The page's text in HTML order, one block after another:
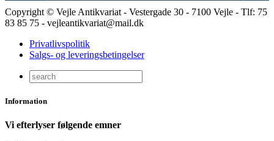
Copyright © Vejle Antikvariat - Vestergade 30 - 7100 Vejle - Tlf: 75
83 85 75 - vejleantikvariat@mail.dk
Privatlivspolitik
Salgs- og leveringsbetingelser
Information
Vi efterlyser følgende emner